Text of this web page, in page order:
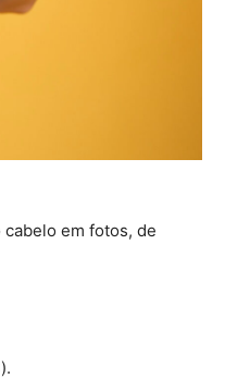
em fotos, de